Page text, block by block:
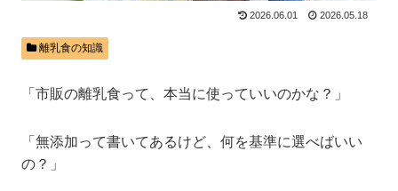
2026.06.01 2026.05.18
離乳食の知識
「市販の離乳食って、本当に使っていいのかな？」
「無添加って書いてあるけど、何を基準に選べばいい
の？」